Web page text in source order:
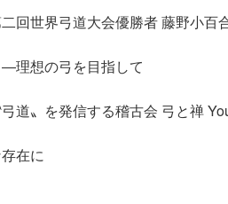
世界弓道大会優勝者 藤野小百
理想の弓を目指して
〟を発信する稽古会 弓と禅
在に